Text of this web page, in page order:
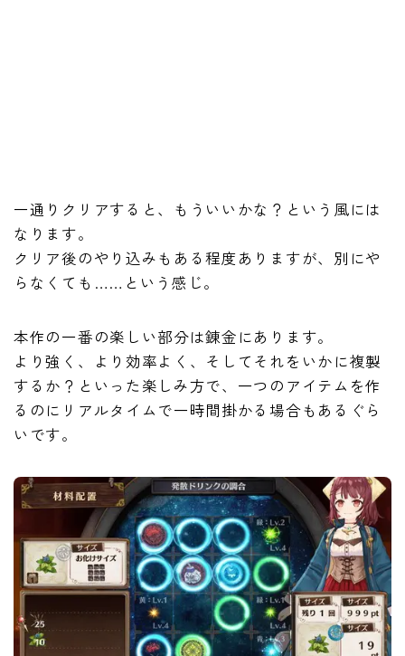
一通りクリアすると、もういいかな？という風には
なります。
クリア後のやり込みもある程度ありますが、別にや
らなくても……という感じ。
本作の一番の楽しい部分は錬金にあります。
より強く、より効率よく、そしてそれをいかに複製
するか？といった楽しみ方で、一つのアイテムを作
るのにリアルタイムで一時間掛かる場合もあるぐら
いです。